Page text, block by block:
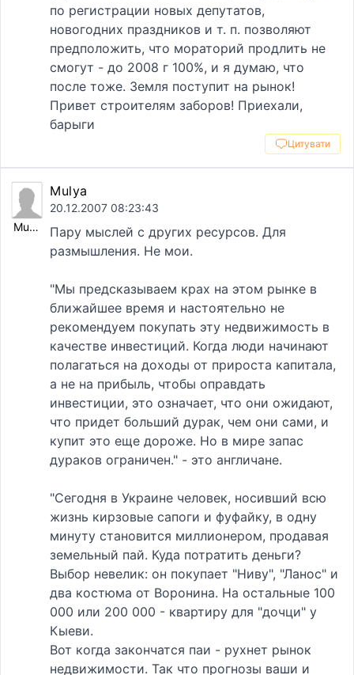
по регистрации новых депутатов,
новогодних праздников и т. п. позволяют
предположить, что мораторий продлить не
смогут - до 2008 г 100%, и я думаю, что
после тоже. Земля поступит на рынок!
Привет строителям заборов! Приехали,
барыги
Цитувати
Mulya
Mulya
20.12.2007 08:23:43
Пару мыслей с других ресурсов. Для
размышления. Не мои.
"Мы предсказываем крах на этом рынке в
ближайшее время и настоятельно не
рекомендуем покупать эту недвижимость в
качестве инвестиций. Когда люди начинают
полагаться на доходы от прироста капитала,
а не на прибыль, чтобы оправдать
инвестиции, это означает, что они ожидают,
что придет больший дурак, чем они сами, и
купит это еще дороже. Но в мире запас
дураков ограничен." - это англичане.
"Сегодня в Украине человек, носивший всю
жизнь кирзовые сапоги и фуфайку, в одну
минуту становится миллионером, продавая
земельный пай. Куда потратить деньги?
Выбор невелик: он покупает "Ниву", "Ланос" и
два костюма от Воронина. На остальные 100
000 или 200 000 - квартиру для "дочци" у
Кыеви.
Вот когда закончатся паи - рухнет рынок
недвижимости. Так что прогнозы ваши и